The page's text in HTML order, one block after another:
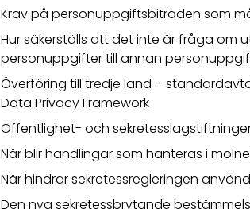
Krav på personuppgiftsbiträden som
Hur säkerställs att det inte är fråga om
personuppgifter till annan
Överföring till tredje land –
Data Privacy Framework
Offentlighet- och
När blir handlingar som hanteras i
När hindrar sekretessregleringen
Den nya sekretessbrytande